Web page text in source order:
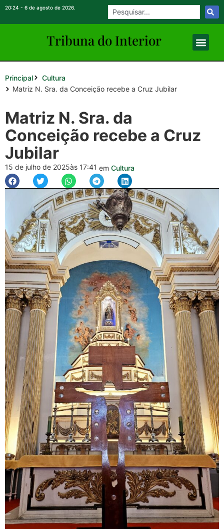
20:24 - 6 de agosto de 2026.
Tribuna do Interior
Principal
Cultura
Matriz N. Sra. da Conceição recebe a Cruz Jubilar
Matriz N. Sra. da
Conceição recebe a Cruz
Jubilar
15 de julho de 2025às 17:41 em Cultura